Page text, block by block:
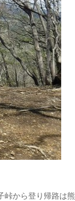
峠から登り帰路は熊